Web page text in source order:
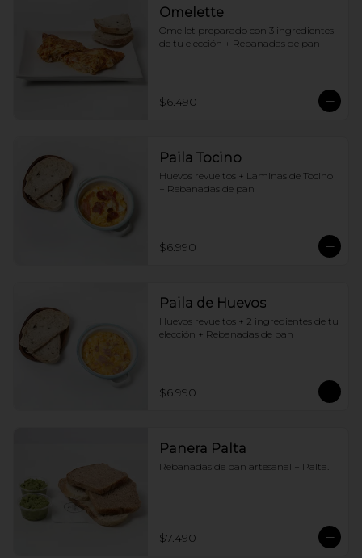
Omelette
Omellet preparado con 3 ingredientes
de tu elección + Rebanadas de pan
$6.490
Paila Tocino
Huevos revueltos + Laminas de Tocino
+ Rebanadas de pan
$6.990
Paila de Huevos
Huevos revueltos + 2 ingredientes de tu
elección + Rebanadas de pan
$6.990
Panera Palta
Rebanadas de pan artesanal + Palta.
$7.490